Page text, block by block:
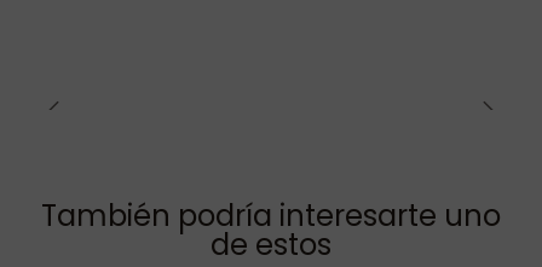
También podría interesarte uno
de estos